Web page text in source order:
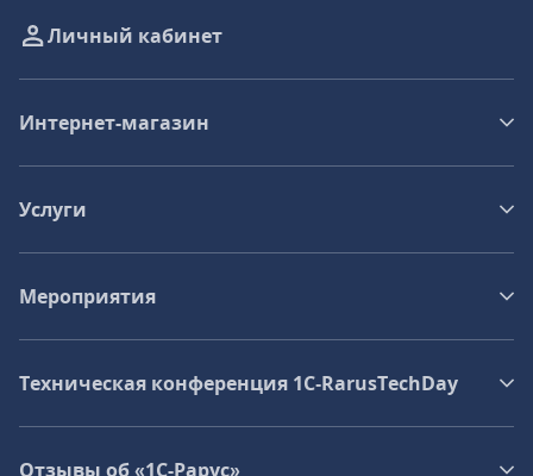
Личный кабинет
Интернет-магазин
Услуги
Мероприятия
Техническая конференция 1C‑RarusTechDay
Отзывы об «1С-Рарус»